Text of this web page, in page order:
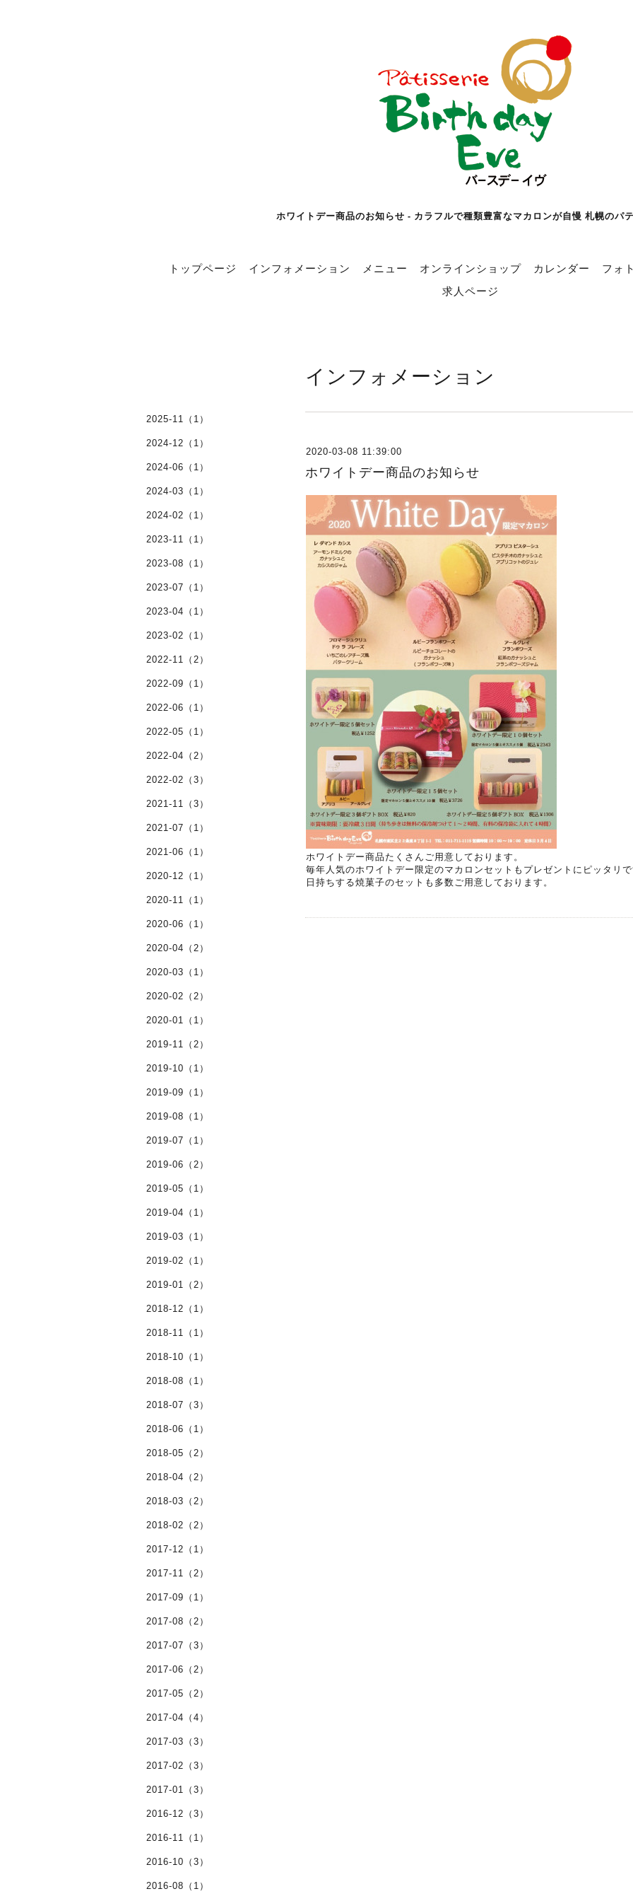
ホワイトデー商品のお知らせ - カラフルで種類豊富なマカロンが自慢 札幌のパ
トップページ インフォメーション メニュー オンラインショップ カレンダー
フォ
求人ページ
インフォメーション
2020-03-08 11:39:00
ホワイトデー商品のお知らせ
ホワイトデー商品たくさんご用意しております。
毎年人気のホワイトデー限定のマカロンセットもプレゼントにピッタリ
日持ちする焼菓子のセットも多数ご用意しております。
2025-11（1）
2024-12（1）
2024-06（1）
2024-03（1）
2024-02（1）
2023-11（1）
2023-08（1）
2023-07（1）
2023-04（1）
2023-02（1）
2022-11（2）
2022-09（1）
2022-06（1）
2022-05（1）
2022-04（2）
2022-02（3）
2021-11（3）
2021-07（1）
2021-06（1）
2020-12（1）
2020-11（1）
2020-06（1）
2020-04（2）
2020-03（1）
2020-02（2）
2020-01（1）
2019-11（2）
2019-10（1）
2019-09（1）
2019-08（1）
2019-07（1）
2019-06（2）
2019-05（1）
2019-04（1）
2019-03（1）
2019-02（1）
2019-01（2）
2018-12（1）
2018-11（1）
2018-10（1）
2018-08（1）
2018-07（3）
2018-06（1）
2018-05（2）
2018-04（2）
2018-03（2）
2018-02（2）
2017-12（1）
2017-11（2）
2017-09（1）
2017-08（2）
2017-07（3）
2017-06（2）
2017-05（2）
2017-04（4）
2017-03（3）
2017-02（3）
2017-01（3）
2016-12（3）
2016-11（1）
2016-10（3）
2016-08（1）